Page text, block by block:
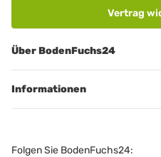
Vertrag
Über BodenFuchs24
Informationen
Folgen Sie BodenFuchs24: